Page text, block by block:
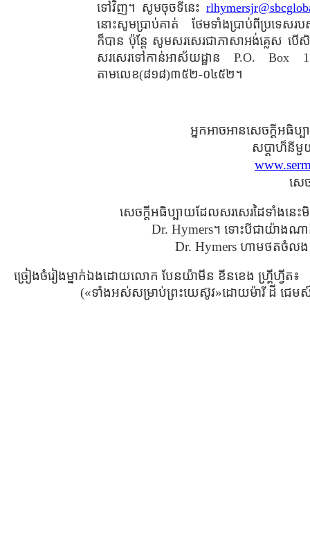
ទៅវិញ។ សូមចុចទីនេះ
នោះសូមប្រាប់គាត់ ថែមទាំងប្រាប់ពីប្រទេ
ក៏បាន ប៉ុន្ដែ សូមសរសេរជាភាសាអង់គ្លេស ប
សរសេរទៅកាន់អាស័យដ្ឋាន P.O. Box
តាមលេខ(៨១៨)៣៥២-០៤៥២។
អ្នកអាចអានសេចក្ដីអ
សប្ដាហ៏នីមួ
សេ
សេចក្ដីអធិប្បាយដែលសរសេរដៃទាំងនេ
Dr. Hymers។ ទោះបីជាយ៉ាង
Dr. Hymers ហាមថតចំលង
ច្រៀងចំរៀងម្នាក់ឯងដោយលោក បែនយ៉ាមីន ខីនខេង ហ្គ្រីហ្វីត៖
(«ទាំងអស់សម្រាប់ព្រះយេស៊ូវ»ដោយម៉ារី ដី ជេ